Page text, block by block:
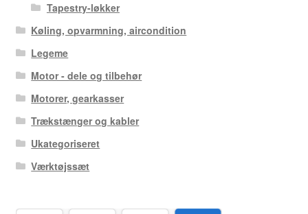
Tapestry-løkker
Køling, opvarmning, aircondition
Legeme
Motor - dele og tilbehør
Motorer, gearkasser
Trækstænger og kabler
Ukategoriseret
Værktøjssæt